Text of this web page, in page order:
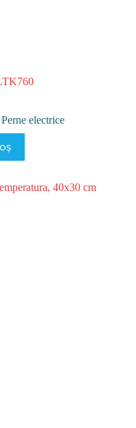
Perne electrice